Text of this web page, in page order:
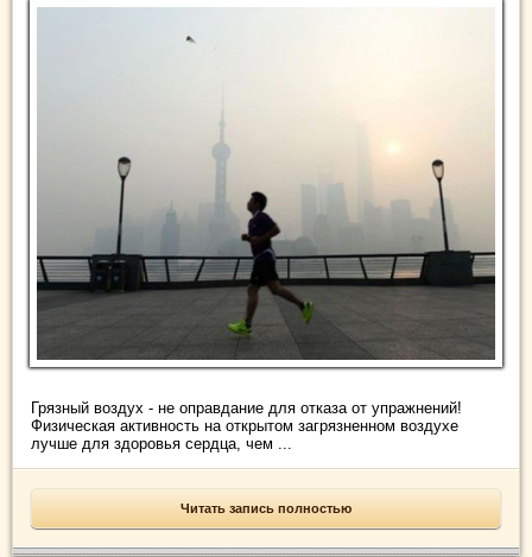
Грязный воздух - не оправдание для отказа от упражнений!
Физическая активность на открытом загрязненном воздухе
лучше для здоровья сердца, чем ...
Читать запись полностью